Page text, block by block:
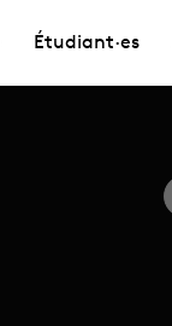
Étudiant·es